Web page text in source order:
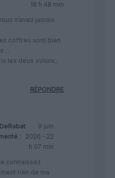
18 h 48 min
n’avez jamais
coffres sont bien
les deux avions,
RÉPONDRE
:
9 juin
2026 - 22
h 07 min
connaissez
rien de ma